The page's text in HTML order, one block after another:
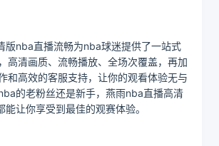
版nba直播流畅为nba球迷提供了一站式
高清画质、流畅播放、全场次覆盖，再加
和高效的客服支持，让你的观看体验无与
的老粉丝还是新手，燕雨nba直播高清
让你享受到最佳的观赛体验。